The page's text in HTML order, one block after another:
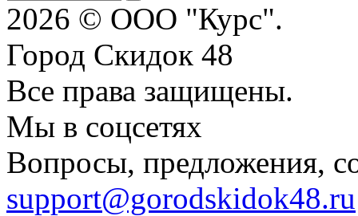
2026 © ООО "Курс".
Город Скидок 48
Все права защищены.
Мы в соцсетях
Вопросы, предложения,
support@gorodskidok48.ru